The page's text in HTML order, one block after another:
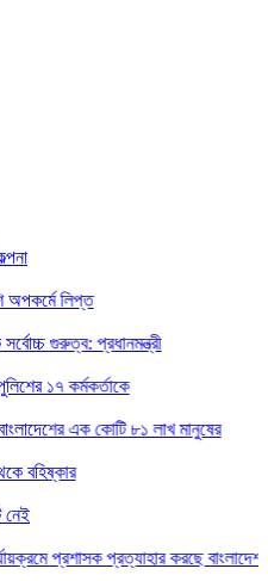
কোটি ৮১ লাখ মানুষের
প্রত্যাহার করছে বাংলাদেশ ব্যাংক